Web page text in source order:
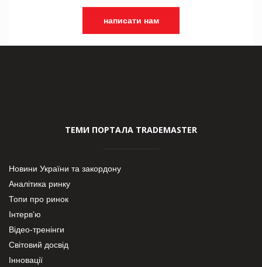
написати нам
ТЕМИ ПОРТАЛА TRADEMASTER
Новини України та закордону
Аналітика ринку
Топи про ринок
Інтерв’ю
Відео-тренінги
Світовий досвід
Інновації